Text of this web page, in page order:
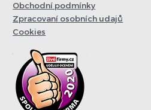
Obchodní podmínky
Zpracovaní osobních udajů
Cookies